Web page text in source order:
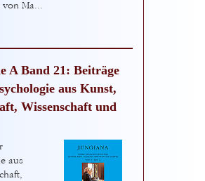
von Ma...
A Band 21: Beiträge
aus Kunst,
Wissenschaft und
aus